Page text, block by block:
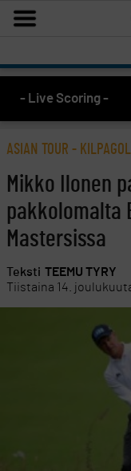
- Live Scoring -
ASIAN TOUR -
Mikko Ilonen
pakkolomalta
Mastersissa
Teksti TEEMU TYRY
Tiistaina 14.